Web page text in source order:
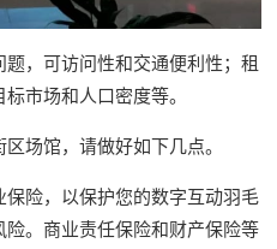
，可访问性和交通便利性；租
市场和人口密度等。
场馆，请做好如下几点。
险，以保护您的数字互动羽毛
。商业责任保险和财产保险等